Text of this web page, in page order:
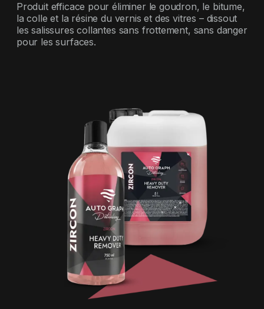
Produit efficace pour éliminer le goudron, le bitume,
la colle et la résine du vernis et des vitres – dissout
les salissures collantes sans frottement, sans danger
pour les surfaces.